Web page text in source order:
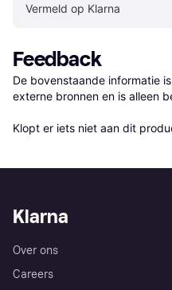
Vermeld op Klarna
Feedback
De bovenstaande informatie
externe bronnen en is alleen
Klopt er iets niet aan dit
Klarna
Over ons
Careers